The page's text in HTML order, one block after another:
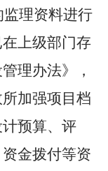
理资料进行
上级部门存
理办法》，
加强项目档
预算、评
金拨付等资